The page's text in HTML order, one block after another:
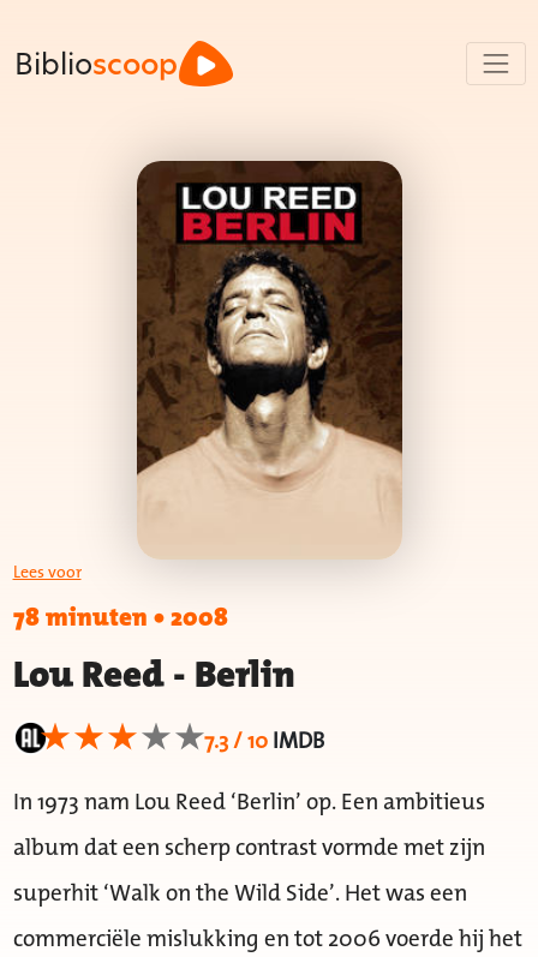
Biblioscoop
Lees voor
78 minuten•2008
Lou Reed - Berlin
7.3 / 10IMDB
In 1973 nam Lou Reed ‘Berlin’ op. Een ambitieus
album dat een scherp contrast vormde met zijn
superhit ‘Walk on the Wild Side’. Het was een
commerciële mislukking en tot 2006 voerde hij het